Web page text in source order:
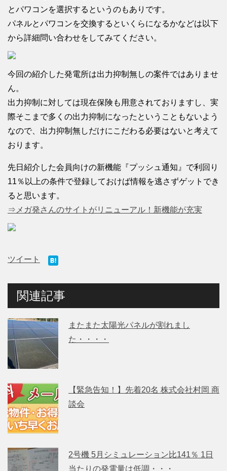
とパワコンを選択するというのもありです。
パネルとパワコンを交換するといくらになるかなどは以下
から詳細問い合わせをしてみてください。
今回の紹介した発電所は出力抑制無しの案件ではありませ
ん。
出力抑制に対しては現在保険も用意されておりますし、実
際そこまで多くの出力抑制になったということもないよう
なので、出力抑制無しだけにこだわる必要はないと考えて
おります。
先日紹介した会員向けの新機能『プッシュ通知』で利回り
11％以上の条件で登録しておけば情報を逃さずゲットでき
ると思います。
⇒メガ発さんのサイトがリニューアル！新機能が充実
ツイート
関連記事
またまた太陽光パネルが割れまし
た・・・・
【緊急告知！】先着20名 株式会社村岡 商
談会
2号機 5月シミュレーション比141％ 1日
当たりの発電量は低調・・・